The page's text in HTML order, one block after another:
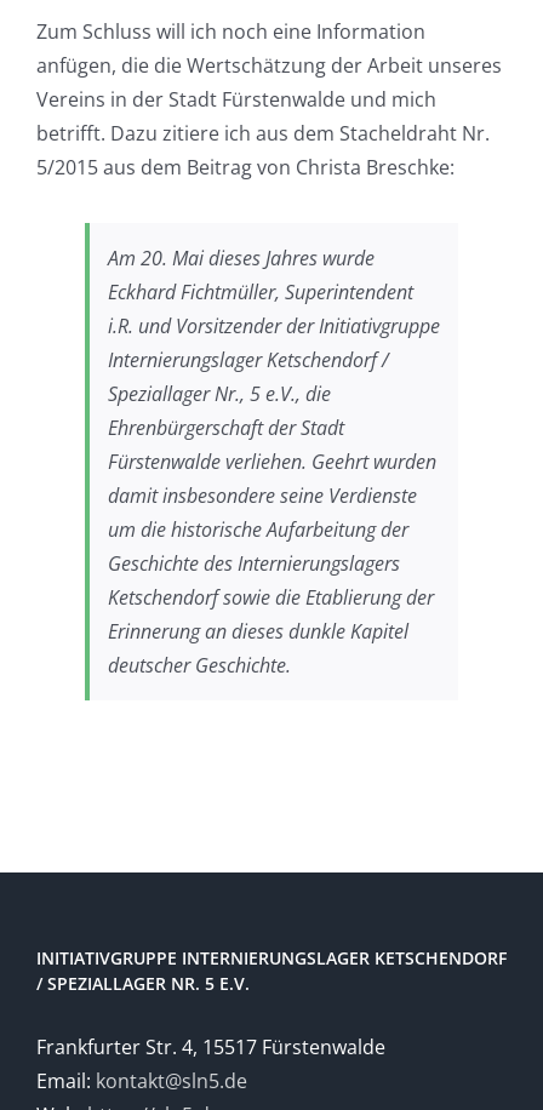
Zum Schluss will ich noch eine Information
anfügen, die die Wertschätzung der Arbeit unseres
Vereins in der Stadt Fürstenwalde und mich
betrifft. Dazu zitiere ich aus dem Stacheldraht Nr.
5/2015 aus dem Beitrag von Christa Breschke:
Am 20. Mai dieses Jahres wurde
Eckhard Fichtmüller, Superintendent
i.R. und Vorsitzender der Initiativgruppe
Internierungslager Ketschendorf /
Speziallager Nr., 5 e.V., die
Ehrenbürgerschaft der Stadt
Fürstenwalde verliehen. Geehrt wurden
damit insbesondere seine Verdienste
um die historische Aufarbeitung der
Geschichte des Internierungslagers
Ketschendorf sowie die Etablierung der
Erinnerung an dieses dunkle Kapitel
deutscher Geschichte.
INITIATIVGRUPPE INTERNIERUNGSLAGER KETSCHENDORF
/ SPEZIALLAGER NR. 5 E.V.
Frankfurter Str. 4, 15517 Fürstenwalde
Email: kontakt@sln5.de